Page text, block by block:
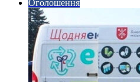
Оголошення